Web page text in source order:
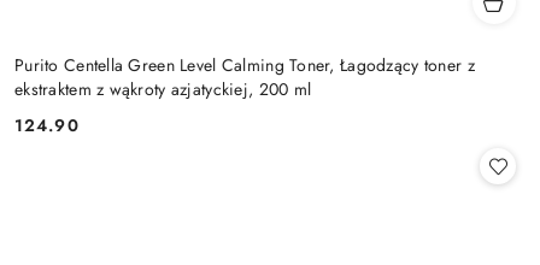
Purito Centella Green Level Calming Toner, Łagodzący toner z
ekstraktem z wąkroty azjatyckiej, 200 ml
Cena:
124.90